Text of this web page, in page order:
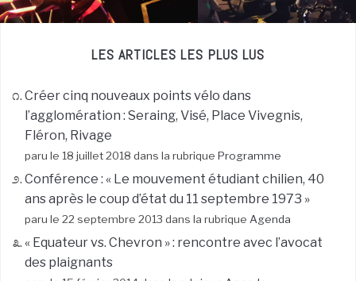
LES ARTICLES LES PLUS LUS
Créer cinq nouveaux points vélo dans
l’agglomération : Seraing, Visé, Place Vivegnis,
Fléron, Rivage
paru le 18 juillet 2018 dans la rubrique Programme
Conférence : « Le mouvement étudiant chilien, 40
ans après le coup d’état du 11 septembre 1973 »
paru le 22 septembre 2013 dans la rubrique Agenda
« Equateur vs. Chevron » : rencontre avec l’avocat
des plaignants